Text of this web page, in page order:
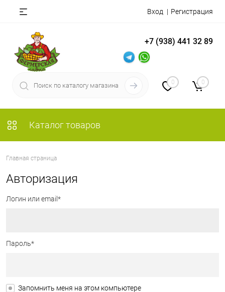
Вход Регистрация
+7 (938) 441 32 89
0 0
Каталог товаров
Главная страница
Авторизация
Логин или email*
Пароль*
Запомнить меня на этом компьютере